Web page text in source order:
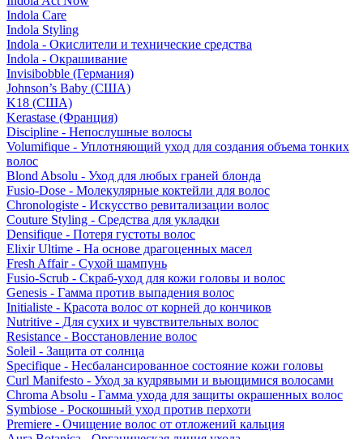
Indola Care
Indola Styling
Indola - Окислители и технические средства
Indola - Окрашивание
Invisibobble (Германия)
Johnson’s Baby (США)
K18 (США)
Kerastase (Франция)
Discipline - Непослушные волосы
Volumifique - Уплотняющий уход для создания объема тонких
волос
Blond Absolu - Уход для любых граней блонда
Fusio-Dose - Молекулярные коктейли для волос
Chronologiste - Искусство ревитализации волос
Couture Styling - Средства для укладки
Densifique - Потеря густоты волос
Elixir Ultime - На основе драгоценных масел
Fresh Affair - Сухой шампунь
Fusio-Scrub - Скраб-уход для кожи головы и волос
Genesis - Гамма против выпадения волос
Initialiste - Красота волос от корней до кончиков
Nutritive - Для сухих и чувствительных волос
Resistance - Восстановление волос
Soleil - Защита от солнца
Specifique - Несбалансированное состояние кожи головы
Curl Manifesto - Уход за кудрявыми и вьющимися волосами
Chroma Absolu - Гамма ухода для защиты окрашенных волос
Symbiose - Роскошный уход против перхоти
Premiere - Очищение волос от отложений кальция